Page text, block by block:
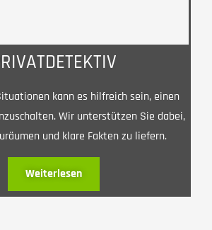
kann es hilfreich sein, einen
Wir unterstützen Sie dabei,
und klare Fakten zu liefern.
Weiterlesen